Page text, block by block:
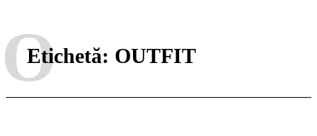
Etichetă: OUTFIT
O